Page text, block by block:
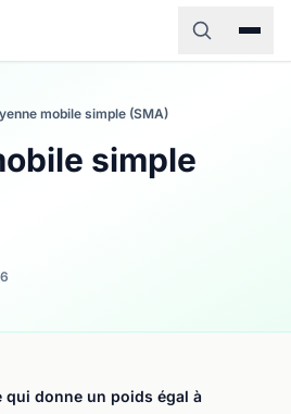
mobile simple (SMA)
simple
qui donne un poids égal à